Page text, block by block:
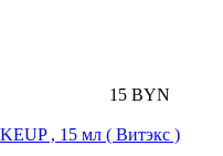
15 BYN
, 15 мл ( Витэкс )